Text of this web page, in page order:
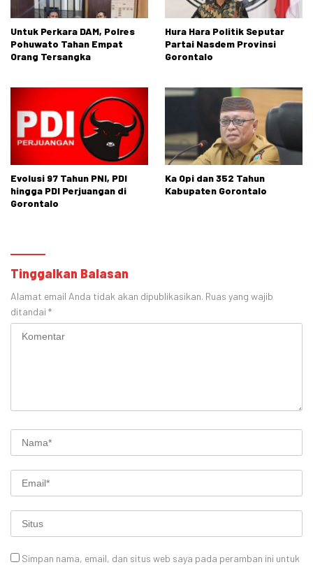
Untuk Perkara DAM, Polres
Pohuwato Tahan Empat
Orang Tersangka
Hura Hara Politik Seputar
Partai Nasdem Provinsi
Gorontalo
Evolusi 97 Tahun PNI, PDI
hingga PDI Perjuangan di
Gorontalo
Ka Opi dan 352 Tahun
Kabupaten Gorontalo
Tinggalkan Balasan
Alamat email Anda tidak akan dipublikasikan. Ruas yang wajib
ditandai *
Simpan nama, email, dan situs web saya pada peramban ini untuk